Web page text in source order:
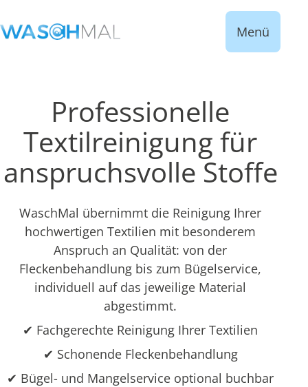
Menü
Professionelle
Textilreinigung für
anspruchsvolle Stoffe
WaschMal übernimmt die Reinigung Ihrer
hochwertigen Textilien mit besonderem
Anspruch an Qualität: von der
Fleckenbehandlung bis zum Bügelservice,
individuell auf das jeweilige Material
abgestimmt.
✔ Fachgerechte Reinigung Ihrer Textilien
✔ Schonende Fleckenbehandlung
✔ Bügel- und Mangelservice optional buchbar